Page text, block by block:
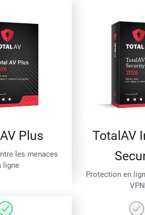
Plus
les menaces
ligne
TotalAV
Protection en
VPN